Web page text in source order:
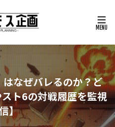
なぜバレるのか？ど
ト6の対戦履歴を監視
】